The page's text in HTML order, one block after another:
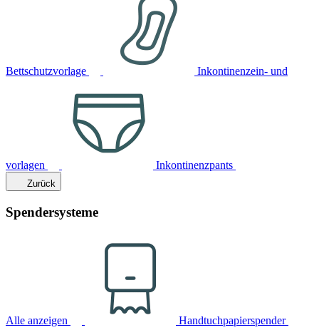
Bettschutzvorlage Inkontinenzein- und
vorlagen Inkontinenzpants
Zurück
Spendersysteme
Alle anzeigen Handtuchpapierspender